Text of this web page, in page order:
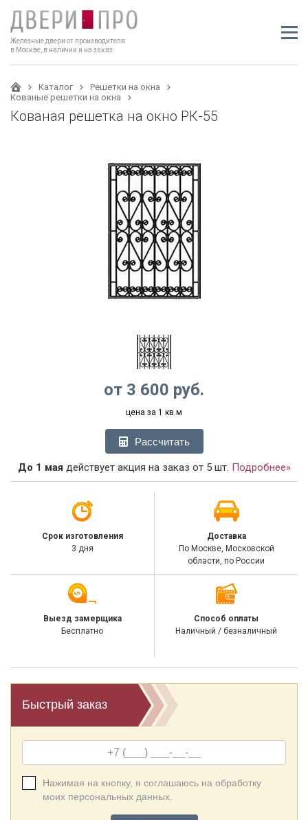
Железные двери от производителя
в Москве, в наличии и на заказ
Каталог
Решетки на окна
Кованые решетки на окна
Кованая решетка на окно РК-55
от 3 600 руб.
цена за 1 кв.м
Рассчитать
До 1 мая действует акция на заказ от 5 шт. Подробнее»
Срок изготовления
3 дня
Доставка
По Москве, Московской
области, по России
Выезд замерщика
Бесплатно
Способ оплаты
Наличный / безналичный
Быстрый заказ
Нажимая на кнопку, я соглашаюсь на обработку
моих персональных данных.